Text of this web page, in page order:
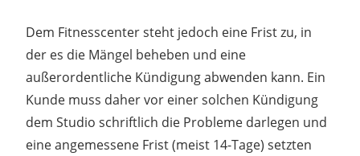
Dem Fitnesscenter steht jedoch eine Frist zu, in
der es die Mängel beheben und eine
außerordentliche Kündigung abwenden kann. Ein
Kunde muss daher vor einer solchen Kündigung
dem Studio schriftlich die Probleme darlegen und
eine angemessene Frist (meist 14-Tage) setzten